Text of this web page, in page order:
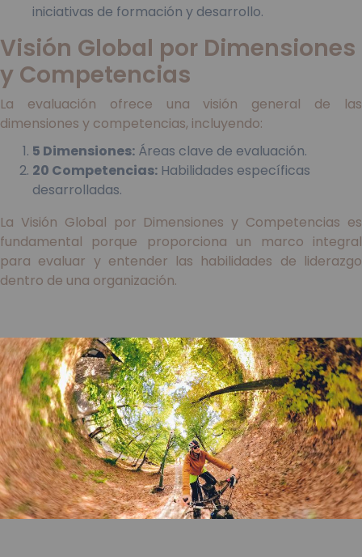
iniciativas de formación y desarrollo.
Visión Global por Dimensiones
y Competencias
La evaluación ofrece una visión general de las
dimensiones y competencias, incluyendo:
5 Dimensiones: Áreas clave de evaluación.
20 Competencias: Habilidades específicas
desarrolladas.
La Visión Global por Dimensiones y Competencias es
fundamental porque proporciona un marco integral
para evaluar y entender las habilidades de liderazgo
dentro de una organización.